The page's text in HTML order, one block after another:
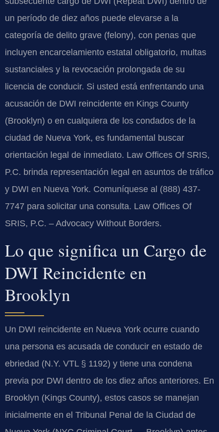
un período de diez años puede elevarse a la
categoría de delito grave (felony), con penas que
incluyen encarcelamiento estatal obligatorio, multas
sustanciales y la revocación prolongada de su
licencia de conducir. Si usted está enfrentando una
acusación de DWI reincidente en Kings County
(Brooklyn) o en cualquiera de los condados de la
ciudad de Nueva York, es fundamental buscar
orientación legal de inmediato. Law Offices Of SRIS,
P.C. brinda representación legal en asuntos de tráfico
y DWI en Nueva York. Comuníquese al (888) 437-
7747 para solicitar una consulta. Law Offices Of
SRIS, P.C. – Advocacy Without Borders.
Lo que significa un Cargo de
DWI Reincidente en
Brooklyn
Un DWI reincidente en Nueva York ocurre cuando
una persona es acusada de conducir en estado de
ebriedad (N.Y. VTL § 1192) y tiene una condena
previa por DWI dentro de los diez años anteriores. En
Brooklyn (Kings County), estos casos se manejan
inicialmente en el Tribunal Penal de la Ciudad de